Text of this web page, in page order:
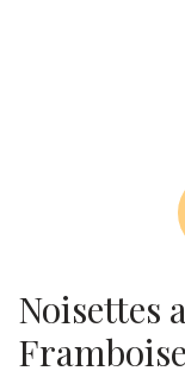
Noisettes